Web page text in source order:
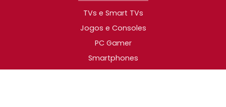
TVs e Smart TVs
Jogos e Consoles
PC Gamer
Smartphones